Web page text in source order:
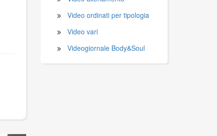
Video ordinati per tipologia
Video vari
Videogiornale Body&Soul